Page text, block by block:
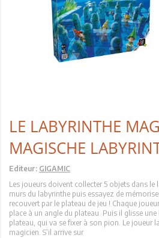
LE LABYRINTHE
MAGISCHE
Editeur: GIGAMIC
Les joueurs doivent collecter 5 objets dans le
murs du labyrinthe puis essayez de
recouvert par le plateau de jeu ! Chaque
place à un angle du plateau. Puis il glisse
plateau, qui va se fixer à son pion. Le joueur
magicien. S’il arrive sur